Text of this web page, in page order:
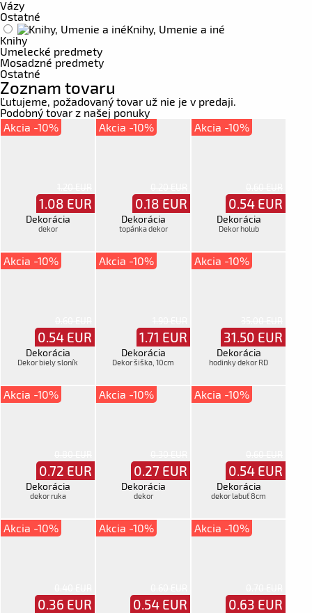
Vázy
Ostatné
Knihy, Umenie a iné
Knihy
Umelecké predmety
Mosadzné predmety
Ostatné
Zoznam tovaru
Ľutujeme, požadovaný tovar už nie je v predaji.
Podobný tovar z našej ponuky
Akcia -10%
1.08 EUR
Dekorácia
dekor
Akcia -10%
0.18 EUR
Dekorácia
topánka dekor
Akcia -10%
0.54 EUR
Dekorácia
Dekor holub
Akcia -10%
0.54 EUR
Dekorácia
Dekor biely sloník
Akcia -10%
1.71 EUR
Dekorácia
Dekor šiška, 10cm
Akcia -10%
31.50 EUR
Dekorácia
hodinky dekor RD
Akcia -10%
0.72 EUR
Dekorácia
dekor ruka
Akcia -10%
0.27 EUR
Dekorácia
dekor
Akcia -10%
0.54 EUR
Dekorácia
dekor labuť 8cm
Akcia -10%
0.36 EUR
Akcia -10%
0.54 EUR
Akcia -10%
0.63 EUR